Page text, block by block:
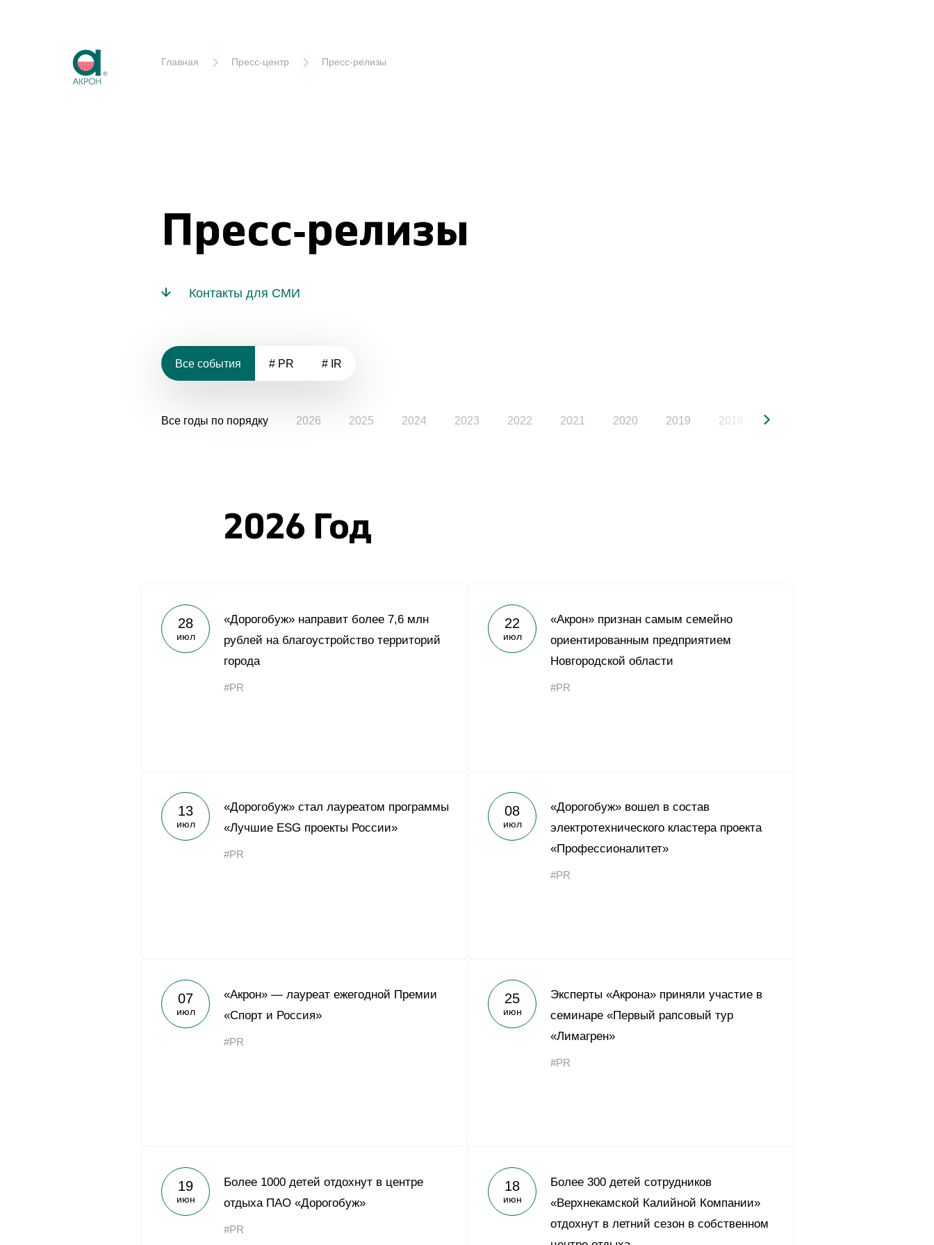
Главная Пресс-центр Пресс-релизы
Пресс-релизы
Контакты для СМИ
Все события # PR # IR
Все годы по порядку 2026 2025 2024 2023 2022 2021 2020 2019 2018
2026 Год
28
июл
«Дорогобуж» направит более 7,6 млн
рублей на благоустройство территорий
города
#PR
22
июл
«Акрон» признан самым семейно
ориентированным предприятием
Новгородской области
#PR
13
июл
«Дорогобуж» стал лауреатом программы
«Лучшие ESG проекты России»
#PR
08
июл
«Дорогобуж» вошел в состав
электротехнического кластера проекта
«Профессионалитет»
#PR
07
июл
«Акрон» — лауреат ежегодной Премии
«Спорт и Россия»
#PR
25
июн
Эксперты «Акрона» приняли участие в
семинаре «Первый рапсовый тур
«Лимагрен»
#PR
19
июн
Более 1000 детей отдохнут в центре
отдыха ПАО «Дорогобуж»
#PR
18
июн
Более 300 детей сотрудников
«Верхнекамской Калийной Компании»
отдохнут в летний сезон в собственном